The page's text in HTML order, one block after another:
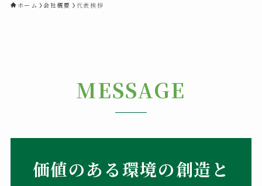
ホーム 会社概要 代表挨拶
MESSAGE
価値のある環境の創造と